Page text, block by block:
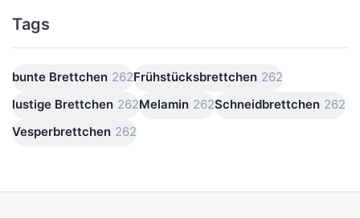
Tags
bunte Brettchen 262Frühstücksbrettchen 262
lustige Brettchen 262Melamin 262Schneidbrettchen 262
Vesperbrettchen 262